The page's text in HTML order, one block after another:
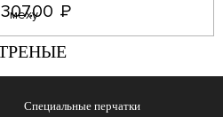
Р
УБ.
Специальные перчатки